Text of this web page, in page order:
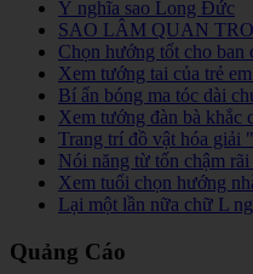
Ý nghĩa sao Long Đức
SAO LÂM QUAN
Chọn hướng tốt cho ban
Xem tướng tai của trẻ
Bí ẩn bóng ma tóc dài
Xem tướng đàn bà khắc
Trang trí đồ vật hóa giải
Nói năng từ tốn chậm
Xem tuổi chọn hướng
Lại một lần nữa chữ L
Quảng Cáo